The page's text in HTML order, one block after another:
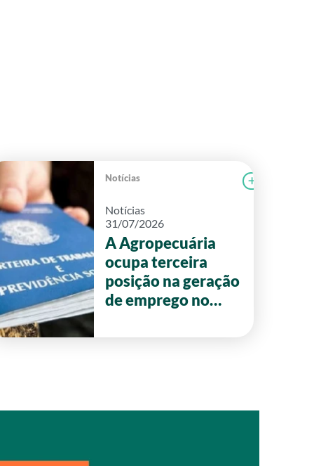
notícia CAMPOLAB Notícias
Notícias
31/07/2026
A Agropecuária
ocupa terceira
posição na geração
de emprego no